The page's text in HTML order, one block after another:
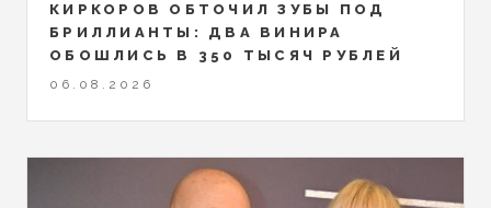
КИРКОРОВ ОБТОЧИЛ ЗУБЫ ПОД
БРИЛЛИАНТЫ: ДВА ВИНИРА
ОБОШЛИСЬ В 350 ТЫСЯЧ РУБЛЕЙ
06.08.2026